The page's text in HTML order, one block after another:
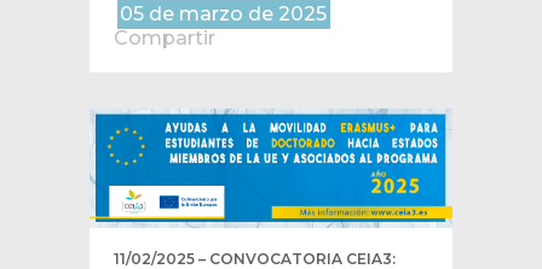
05 de marzo de 2025
Compartir
11/02/2025 – CONVOCATORIA CEIA3: